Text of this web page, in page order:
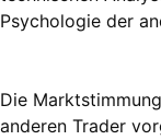
Psychologie der
Die
anderen Trader